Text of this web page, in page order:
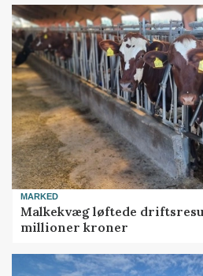
MARKED
Malkekvæg løftede
millioner kroner